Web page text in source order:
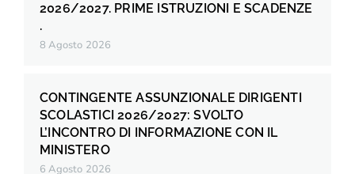
2026/2027. PRIME ISTRUZIONI E SCADENZE
.
8 Agosto 2026
CONTINGENTE ASSUNZIONALE DIRIGENTI
SCOLASTICI 2026/2027: SVOLTO
L’INCONTRO DI INFORMAZIONE CON IL
MINISTERO
6 Agosto 2026